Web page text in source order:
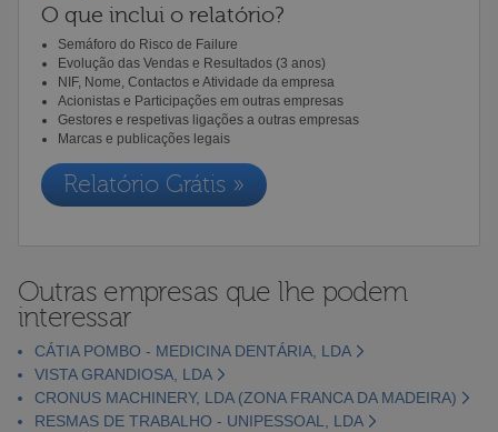
O que inclui o relatório?
Semáforo do Risco de Failure
Evolução das Vendas e Resultados (3 anos)
NIF, Nome, Contactos e Atividade da empresa
Acionistas e Participações em outras empresas
Gestores e respetivas ligações a outras empresas
Marcas e publicações legais
Relatório Grátis »
Outras empresas que lhe podem
interessar
CÁTIA POMBO - MEDICINA DENTÁRIA, LDA
VISTA GRANDIOSA, LDA
CRONUS MACHINERY, LDA (ZONA FRANCA DA MADEIRA)
RESMAS DE TRABALHO - UNIPESSOAL, LDA